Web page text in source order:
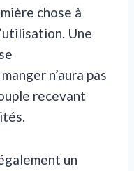
chose à
Une
n’aura pas
recevant
un